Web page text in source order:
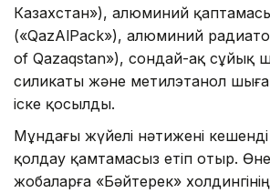
Казахстан»), алюминий
(«QazAlPack»), алюминий
of Qazaqstan»), сондай-ақ сұйық
силикаты және метилэтанол
іске қосылды.
Мұндағы жүйелі нәтижені
қолдау қамтамасыз етіп отыр.
жобаларға «Бәйтерек»